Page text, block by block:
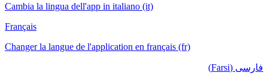
Cambia la lingua dell'app in italiano (it)
Français
Changer la langue de l'application en français (fr)
فارسی (Farsi)